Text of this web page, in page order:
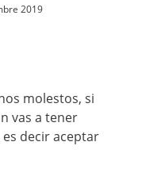
2019
molestos, si
vas a tener
decir aceptar